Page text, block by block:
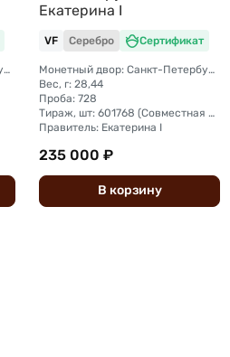
Монетный двор: Санкт-Петербургский монетный двор
Екатерина I
VF Серебро Сертификат
Монетный двор: Санкт-Петербургский монетный двор
Вес, г: 28,44
Проба: 728
Тираж, шт: 601768 (Совместная чеканка с С.-Петербургским двором)
Правитель: Екатерина I
235 000 ₽
В корзину